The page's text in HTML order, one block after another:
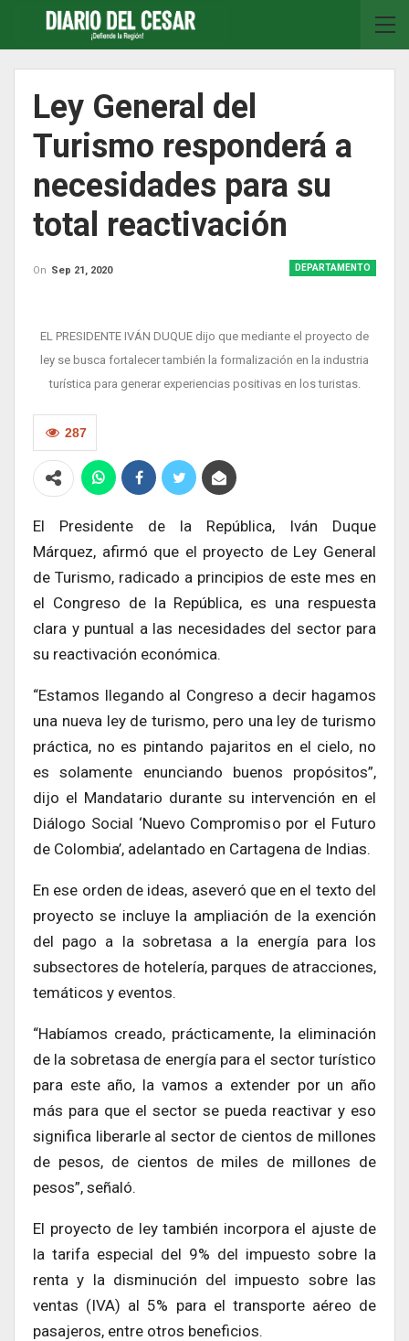
Ley General del
Turismo responderá a
necesidades para su
total reactivación
DEPARTAMENTO
On Sep 21, 2020
EL PRESIDENTE IVÁN DUQUE dijo que mediante el proyecto de
ley se busca fortalecer también la formalización en la industria
turística para generar experiencias positivas en los turistas.
287
El Presidente de la República, Iván Duque
Márquez, afirmó que el proyecto de Ley General
de Turismo, radicado a principios de este mes en
el Congreso de la República, es una respuesta
clara y puntual a las necesidades del sector para
su reactivación económica.
“Estamos llegando al Congreso a decir hagamos
una nueva ley de turismo, pero una ley de turismo
práctica, no es pintando pajaritos en el cielo, no
es solamente enunciando buenos propósitos”,
dijo el Mandatario durante su intervención en el
Diálogo Social ‘Nuevo Compromiso por el Futuro
de Colombia’, adelantado en Cartagena de Indias.
En ese orden de ideas, aseveró que en el texto del
proyecto se incluye la ampliación de la exención
del pago a la sobretasa a la energía para los
subsectores de hotelería, parques de atracciones,
temáticos y eventos.
“Habíamos creado, prácticamente, la eliminación
de la sobretasa de energía para el sector turístico
para este año, la vamos a extender por un año
más para que el sector se pueda reactivar y eso
significa liberarle al sector de cientos de millones
de pesos, de cientos de miles de millones de
pesos”, señaló.
El proyecto de ley también incorpora el ajuste de
la tarifa especial del 9% del impuesto sobre la
renta y la disminución del impuesto sobre las
ventas (IVA) al 5% para el transporte aéreo de
pasajeros, entre otros beneficios.